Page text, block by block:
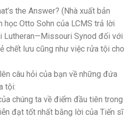
the Answer? (Nhà xuất bản
học Otto Sohn của LCMS trả lời
Lutheran—Missouri Synod đối với
chết lưu cũng như việc rửa tội cho
câu hỏi của bạn về những đứa
tội:
chúng ta về điểm đầu tiên trong
đạt tốt nhất bằng lời của Tiến sĩ